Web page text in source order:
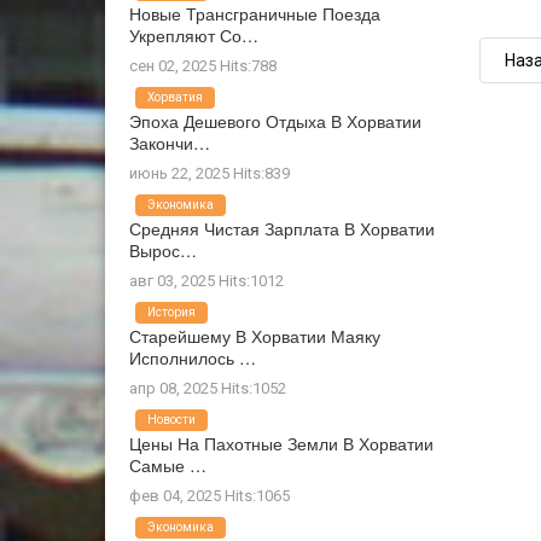
Новые Трансграничные Поезда
Укрепляют Со…
сен 02, 2025 Hits:788
Эпоха Дешевого Отдыха В Хорватии
Закончи…
июнь 22, 2025 Hits:839
Хорватия
Средняя Чистая Зарплата В Хорватии
Вырос…
авг 03, 2025 Hits:1012
Экономика
Старейшему В Хорватии Маяку
Исполнилось …
апр 08, 2025 Hits:1052
История
Цены На Пахотные Земли В Хорватии
Самые …
фев 04, 2025 Hits:1065
Новости
Экономика